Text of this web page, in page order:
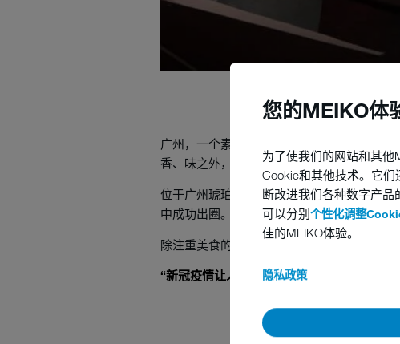
您的MEIKO体
为了使我们的网站和其他
Cookie和其他技术。它
断改进我们各种数字产
可以分别个性化调整
佳的MEIKO体验。
隐私政策
广州，一个素以美食著称的城市，茶楼餐馆
香、味之外，用餐环境、服务品质、干净卫
位于广州琥珀广场的Porto Pizzeria意大利餐
中成功出圈。
除注重美食的感官体验外，Porto Pizzeria对
“新冠疫情让人们越来越注重干净和卫生。我